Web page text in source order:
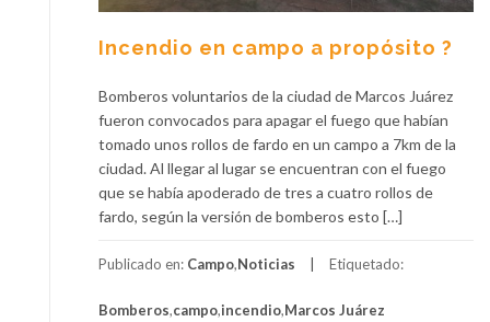
Incendio en campo a propósito ?
Bomberos voluntarios de la ciudad de Marcos Juárez
fueron convocados para apagar el fuego que habían
tomado unos rollos de fardo en un campo a 7km de la
ciudad. Al llegar al lugar se encuentran con el fuego
que se había apoderado de tres a cuatro rollos de
fardo, según la versión de bomberos esto […]
Publicado en: Campo,Noticias Etiquetado:
Bomberos,campo,incendio,Marcos Juárez